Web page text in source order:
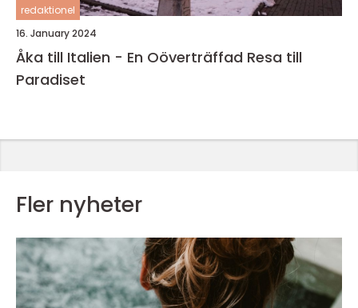
redaktionel
16. January 2024
Åka till Italien - En Oöverträffad Resa till
Paradiset
Fler nyheter